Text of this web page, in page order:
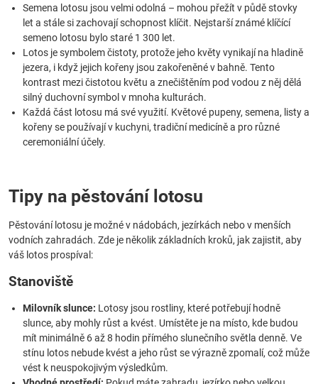
Semena lotosu jsou velmi odolná – mohou přežít v půdě stovky
let a stále si zachovají schopnost klíčit. Nejstarší známé klíčící
semeno lotosu bylo staré 1 300 let.
Lotos je symbolem čistoty, protože jeho květy vynikají na hladině
jezera, i když jejich kořeny jsou zakořeněné v bahně. Tento
kontrast mezi čistotou květu a znečištěním pod vodou z něj dělá
silný duchovní symbol v mnoha kulturách.
Každá část lotosu má své využití. Květové pupeny, semena, listy a
kořeny se používají v kuchyni, tradiční medicíně a pro různé
ceremoniální účely.
Tipy na pěstování lotosu
Pěstování lotosu je možné v nádobách, jezírkách nebo v menších
vodních zahradách. Zde je několik základních kroků, jak zajistit, aby
váš lotos prospíval:
Stanoviště
Milovník slunce: Lotosy jsou rostliny, které potřebují hodně
slunce, aby mohly růst a kvést. Umístěte je na místo, kde budou
mít minimálně 6 až 8 hodin přímého slunečního světla denně. Ve
stínu lotos nebude kvést a jeho růst se výrazně zpomalí, což může
vést k neuspokojivým výsledkům.